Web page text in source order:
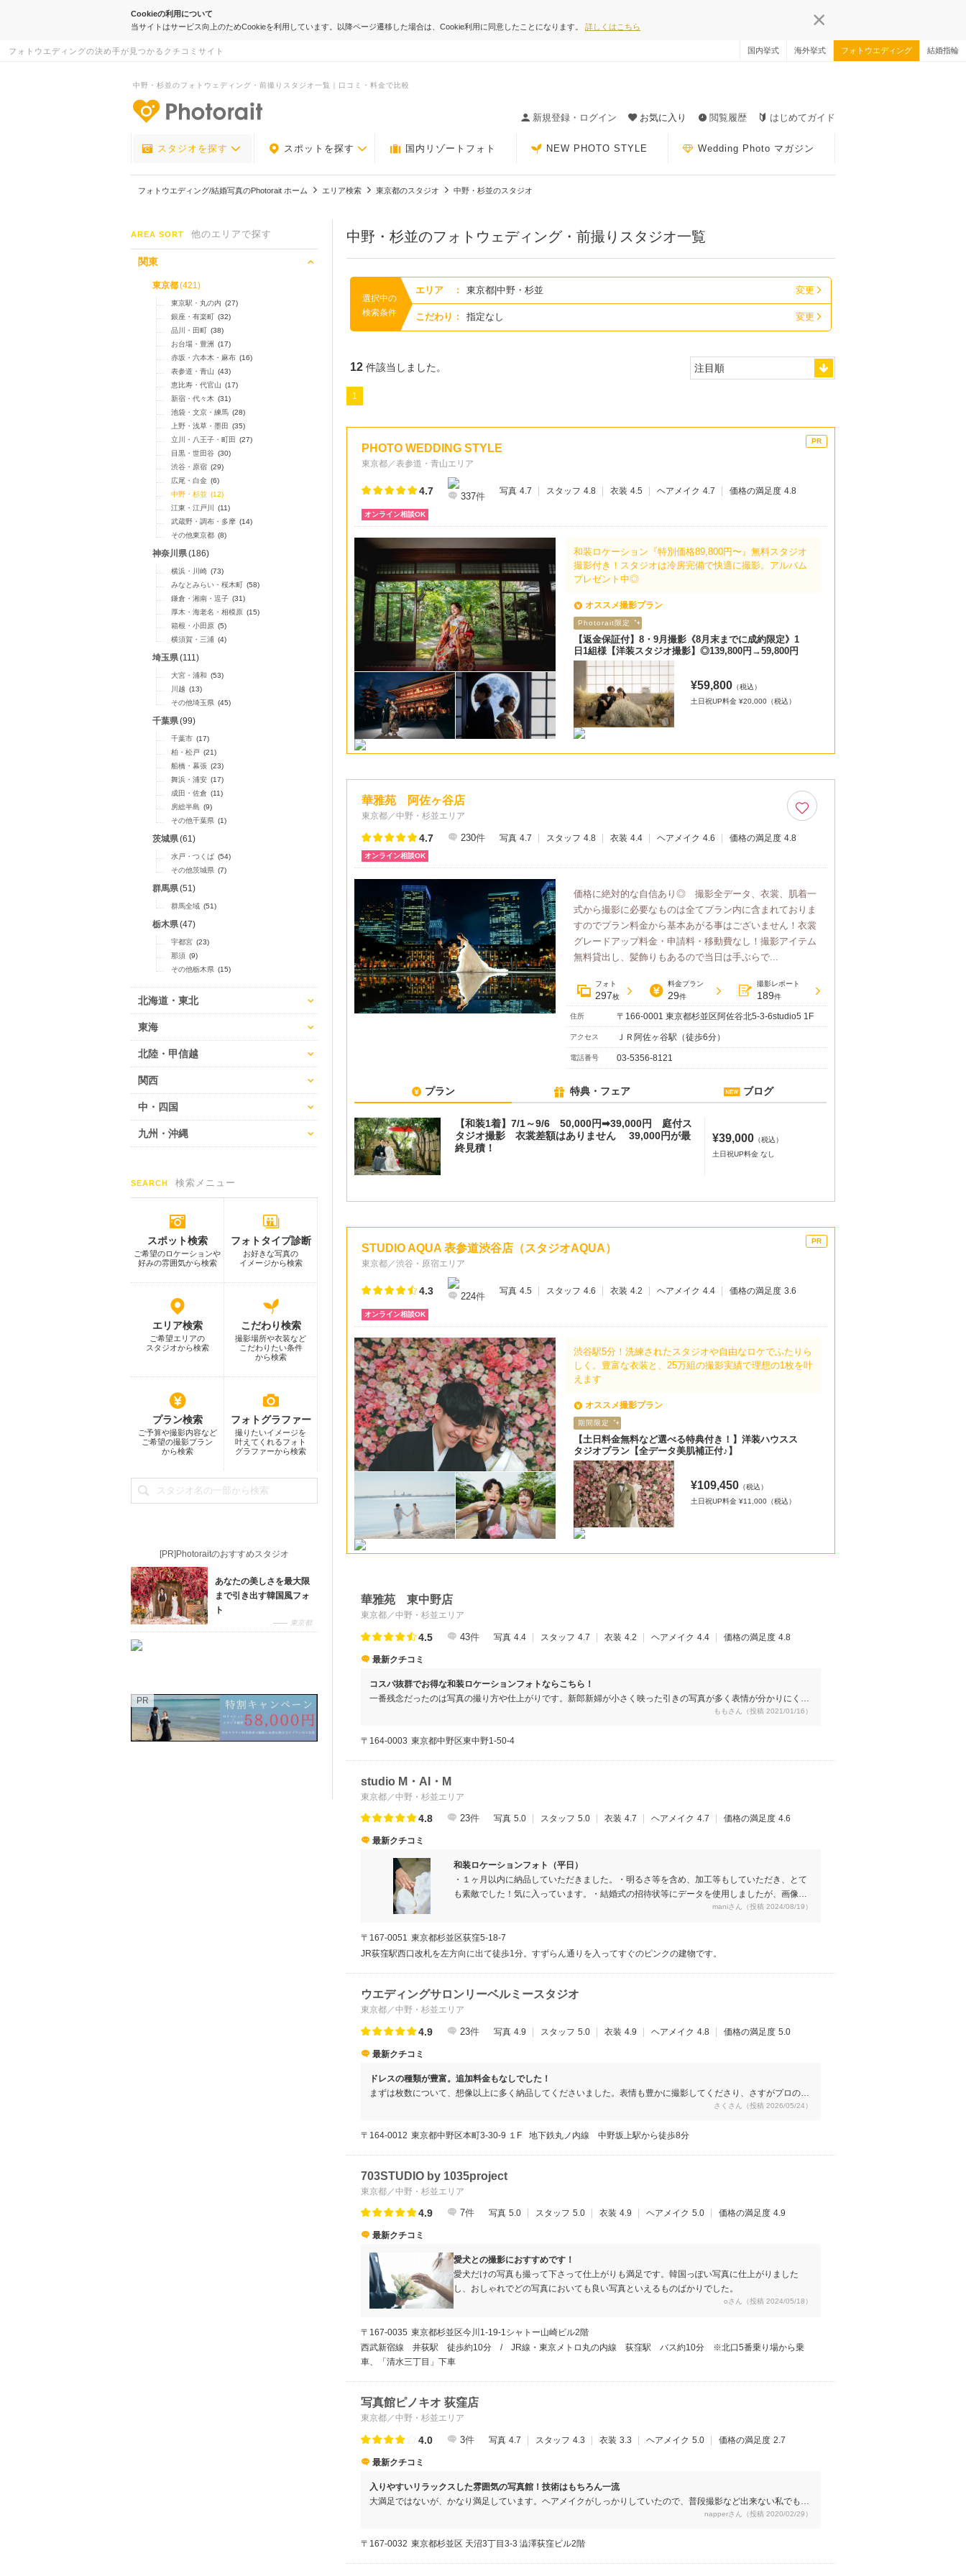
Cookieの利用について
当サイトはサービス向上のためCookieを利用しています。以降ページ遷移した場合は、Cookie利用に同意したことになります。 詳しくはこちら
フォトウエディングの決め手が見つかるクチコミサイト 国内挙式 海外挙式 フォトウエディング 結婚指輪
中野・杉並のフォトウェディング・前撮りスタジオ一覧｜口コミ・料金で比較
新規登録・ログイン
お気に入り 閲覧履歴 はじめてガイド
スタジオを探す スポットを探す 国内リゾートフォト NEW PHOTO STYLE Wedding Photo マガジン
フォトウエディング/結婚写真のPhotorait ホーム エリア検索 東京都のスタジオ 中野・杉並のスタジオ
AREA SORT 他のエリアで探す
関東
東京都(421)
東京駅・丸の内 (27)
銀座・有楽町 (32)
品川・田町 (38)
お台場・豊洲
(17)
赤坂・六本木・麻布 (16)
表参道・青山 (43)
恵比寿・代官山 (17)
新宿・代々木 (31)
池袋・文京・練馬 (28)
上野・浅草・墨田
(35)
立川・八王子・町田
(27)
目黒・世田谷 (30)
渋谷・原宿 (29)
広尾・白金 (6)
中野・杉並 (12)
江東・江戸川
(11)
武蔵野・調布・多摩 (14)
その他東京都 (8)
神奈川県(186)
横浜・川崎 (73)
みなとみらい・桜木町 (58)
鎌倉・湘南・逗子 (31)
厚木・海老名・相模原 (15)
箱根・小田原 (5)
横須賀・三浦 (4)
埼玉県(111)
大宮・浦和 (53)
川越 (13)
その他埼玉県 (45)
千葉県(99)
千葉市 (17)
柏・松戸 (21)
船橋・幕張 (23)
舞浜・浦安 (17)
成田・佐倉 (11)
房総半島 (9)
その他千葉県 (1)
茨城県(61)
水戸・つくば (54)
その他茨城県 (7)
群馬県(51)
群馬全域 (51)
栃木県(47)
宇都宮 (23)
那須 (9)
その他栃木県 (15)
北海道・東北
東海
北陸・甲信越
関西
中・四国
九州・沖縄
SEARCH 検索メニュー
スポット検索
ご希望のロケーションや
好みの雰囲気から検索
フォトタイプ診断
お好きな写真の
イメージから検索
エリア検索
ご希望エリアの
スタジオから検索
こだわり検索
撮影場所や衣装など
こだわりたい条件
から検索
プラン検索
ご予算や撮影内容など
ご希望の撮影プラン
から検索
フォトグラファー
撮りたいイメージを
叶えてくれるフォト
グラファーから検索
[PR]Photoraitのおすすめスタジオ
あなたの美しさを最大限
まで引き出す韓国風フォ
ト
東京都
中野・杉並のフォトウェディング・前撮りスタジオ一覧
選択中の
検索条件
エリア : 東京都|中野・杉並 変更
こだわり : 指定なし 変更
12 件該当しました。
1
PHOTO WEDDING STYLE
東京都／表参道・青山エリア
4.7 337件 写真 4.7 スタッフ 4.8 衣装 4.5 ヘアメイク 4.7 価格の満足度 4.8
オンライン相談OK
和装ロケーション『特別価格89,800円〜』無料スタジオ
撮影付き！スタジオは冷房完備で快適に撮影。アルバム
プレゼント中◎
オススメ撮影プラン
Photorait限定
【返金保証付】8・9月撮影《8月末までに成約限定》1
日1組様【洋装スタジオ撮影】◎139,800円→59,800円
¥59,800 （税込）
土日祝UP料金 ¥20,000（税込）
華雅苑 阿佐ヶ谷店
東京都／中野・杉並エリア
4.7 230件 写真 4.7 スタッフ 4.8 衣装 4.4 ヘアメイク 4.6 価格の満足度 4.8
オンライン相談OK
価格に絶対的な自信あり◎ 撮影全データ、衣裳、肌着一
式から撮影に必要なものは全てプラン内に含まれておりま
すのでプラン料金から基本あがる事はございません！衣裳
グレードアップ料金・申請料・移動費なし！撮影アイテム
無料貸出し、髪飾りもあるので当日は手ぶらで...
フォト
297枚
料金プラン
29件
撮影レポート
189件
住所 〒166-0001 東京都杉並区阿佐谷北5-3-6studio5 1F
アクセス ＪＲ阿佐ヶ谷駅（徒歩6分）
電話番号 03-5356-8121
プラン 特典・フェア ブログ
【和装1着】7/1～9/6 50,000円➡39,000円 庭付ス
タジオ撮影 衣裳差額はありません 39,000円が最
終見積！
¥39,000 （税込）
土日祝UP料金 なし
STUDIO AQUA 表参道渋谷店（スタジオAQUA）
東京都／渋谷・原宿エリア
4.3 224件 写真 4.5 スタッフ 4.6 衣装 4.2 ヘアメイク 4.4 価格の満足度 3.6
オンライン相談OK
渋谷駅5分！洗練されたスタジオや自由なロケでふたりら
しく。豊富な衣装と、25万組の撮影実績で理想の1枚を叶
えます
オススメ撮影プラン
期間限定
【土日料金無料など選べる特典付き！】洋装ハウスス
タジオプラン【全データ美肌補正付♪】
¥109,450 （税込）
土日祝UP料金 ¥11,000（税込）
華雅苑 東中野店
東京都／中野・杉並エリア
4.5 43件 写真 4.4 スタッフ 4.7 衣装 4.2 ヘアメイク 4.4 価格の満足度 4.8
最新クチコミ
コスパ抜群でお得な和装ロケーションフォトならこちら！
一番残念だったのは写真の撮り方や仕上がりです。新郎新婦が小さく映った引きの写真が多く表情が分かりにくか
ったり、人物がちょうどよい大きさのものは白飛びだったり、これだ！という出来栄えの写真が少なかったのが、
に写っていましたので、カメラマンさんの力量の問題かもしれません。失敗したくない方は、事前にカメラマンさ
しく撮って下さっていたので、それが普通だと思っていたのですが、こちらのお店では細かくお願いしたほうが後
悔がないと思います。
ももさん（投稿 2021/01/16）
〒164-0003 東京都中野区東中野1-50-4
studio M・AI・M
東京都／中野・杉並エリア
4.8 23件 写真 5.0 スタッフ 5.0 衣装 4.7 ヘアメイク 4.7 価格の満足度 4.6
最新クチコミ
和装ロケーションフォト（平日）
・１ヶ月以内に納品していただきました。・明るさ等を含め、加工等もしていただき、とて
も素敵でした！気に入っています。・結婚式の招待状等にデータを使用しましたが、画像も
荒くなることが無く綺麗に仕上がりました・データ数も多く満足しています。maniさん（投稿 2024/08/19）
〒167-0051 東京都杉並区荻窪5-18-7
JR荻窪駅西口改札を左方向に出て徒歩1分。すずらん通りを入ってすぐのピンクの建物です。
ウエディングサロンリーベルミースタジオ
東京都／中野・杉並エリア
4.9 23件 写真 4.9 スタッフ 5.0 衣装 4.9 ヘアメイク 4.8 価格の満足度 5.0
最新クチコミ
ドレスの種類が豊富。追加料金もなしでした！
まずは枚数について、想像以上に多く納品してくださいました。表情も豊かに撮影してくださり、さすがプロの腕
さくさん（投稿 2026/05/24）
〒164-0012 東京都中野区本町3-30-9 １F 地下鉄丸ノ内線 中野坂上駅から徒歩8分
703STUDIO by 1035project
東京都／中野・杉並エリア
4.9 7件 写真 5.0 スタッフ 5.0 衣装 4.9 ヘアメイク 5.0 価格の満足度 4.9
最新クチコミ
愛犬との撮影におすすめです！
愛犬だけの写真も撮って下さって仕上がりも満足です。韓国っぽい写真に仕上がりました
し、おしゃれでどの写真においても良い写真といえるものばかりでした。
oさん（投稿 2024/05/18）
〒167-0035 東京都杉並区今川1‐19‐1シャトー山崎ビル2階
西武新宿線 井荻駅 徒歩約10分 / JR線・東京メトロ丸の内線 荻窪駅 バス約10分 ※北口5番乗り場から乗
車、「清水三丁目」下車
写真館ピノキオ 荻窪店
東京都／中野・杉並エリア
4.0 3件 写真 4.7 スタッフ 4.3 衣装 3.3 ヘアメイク 5.0 価格の満足度 2.7
最新クチコミ
入りやすいリラックスした雰囲気の写真館！技術はもちろん一流
大満足ではないが、かなり満足しています。ヘアメイクがしっかりしていたので、普段撮影など出来ない私でも、
修正に頼りつつキレイに仕上げてくれました。値段もしっかりしているし、もう少し沢山撮ってくれても良かった
napperさん（投稿 2020/02/29）
〒167-0032 東京都杉並区 天沼3丁目3-3 澁澤荻窪ビル2階